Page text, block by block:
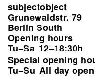
subjectobject
Grunewaldstr. 79
Berlin South
Opening hours
Tu–Sa 12–18:30h
Special opening
Tu–Su All day